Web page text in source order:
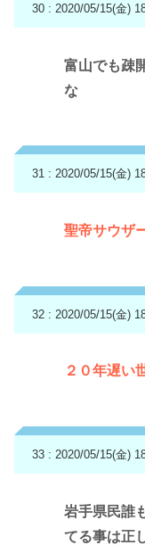
30 : 2020/05/15(金)
富山でも疎
な
31 : 2020/05/15(金)
聖帝サウザ
32 : 2020/05/15(金)
２０年遅い
33 : 2020/05/15(金)
岩手県民誰
てる事は正